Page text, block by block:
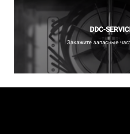
DDC-
Закажите запасные